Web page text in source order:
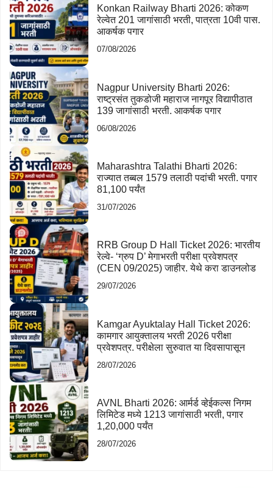
Konkan Railway Bharti 2026: कोकण
रेल्वेत 201 जागांसाठी भरती, पात्रता 10वी पास.
आकर्षक पगार
07/08/2026
Nagpur University Bharti 2026:
राष्ट्रसंत तुकडोजी महाराज नागपूर विद्यापीठात
139 जागांसाठी भरती. आकर्षक पगार
06/08/2026
Maharashtra Talathi Bharti 2026:
राज्यात तब्बल 1579 तलाठी पदांची भरती. पगार
81,100 पर्यंत
31/07/2026
RRB Group D Hall Ticket 2026: भारतीय
रेल्वे- ‘ग्रुप D’ मेगाभरती परीक्षा प्रवेशपत्र
(CEN 09/2025) जाहीर. येथे करा डाउनलोड
29/07/2026
Kamgar Ayuktalay Hall Ticket 2026:
कामगार आयुक्तालय भरती 2026 परीक्षा
प्रवेशपत्र. परीक्षेला सुरुवात या दिवसापासून
28/07/2026
AVNL Bharti 2026: आर्मर्ड व्हेईकल्स निगम
लिमिटेड मध्ये 1213 जागांसाठी भरती, पगार
1,20,000 पर्यंत
28/07/2026